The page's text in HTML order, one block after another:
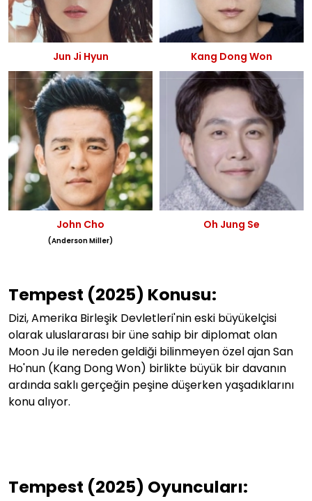
Jun Ji Hyun Kang Dong Won
John Cho
(Anderson Miller)
Oh Jung Se
Tempest (2025) Konusu:
Dizi, Amerika Birleşik Devletleri'nin eski büyükelçisi
olarak uluslararası bir üne sahip bir diplomat olan
Moon Ju ile nereden geldiği bilinmeyen özel ajan San
Ho'nun (Kang Dong Won) birlikte büyük bir davanın
ardında saklı gerçeğin peşine düşerken yaşadıklarını
konu alıyor.
Tempest (2025) Oyuncuları: